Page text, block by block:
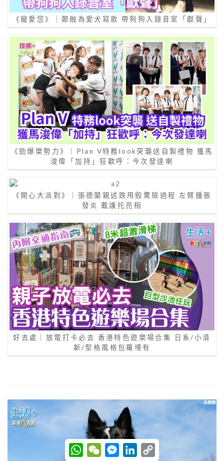
《寵愛您》｜鄭融為愛犬寫歌 帶狗狗入錄音室「獻聲」
《勁爆樂勢力》｜Plan V特務look突襲送自製禮物 獲馬
浚偉「加持」狂歡呼：今次發達喇
《開心大派對》｜張德蘭親述跌甩骹驚險過程 左臂腫脹
發炎 戴護托亮相
好去處｜放電打卡必去 香港特色遊樂場合集 日系/小清
新/型格風格包羅埋有
W
h
W
e
M
e
L